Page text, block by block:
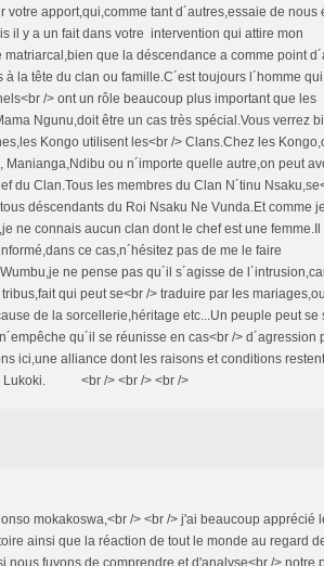
votre apport,qui,comme tant d´autres,essaie de nous
il y a un fait dans votre intervention qui attire mon
que la déscendance a comme point
la tête du clan ou famille.C´est toujours l´homme
/> ont un rôle beaucoup plus important que les
Ngunu,doit être un cas très spécial.Vous verrez
Kongo utilisent les<br /> Clans.Chez les
Manianga,Ndibu ou n´importe quelle autre,on peut
du Clan.Tous les membres du Clan N´tinu
déscendants du Roi Nsaku Ne Vunda.Et comme je
ne connais aucun clan dont le chef est une femme.Il
ce cas,n´hésitez pas de me le faire
ne pense pas qu´il s´agisse de
qui peut se<br /> traduire par les
de la sorcellerie,héritage etc...Un peuple peut se
qu´il se réunisse en cas<br /> d´agression
ici,une alliance dont les raisons et conditions
Lukoki. <br /> <br /> <br />
mokakoswa,<br /> <br /> j'ai beaucoup apprécié
ainsi que la réaction de tout le monde au regard
nous fuyons de comprendre et d'analyse<br /> notre